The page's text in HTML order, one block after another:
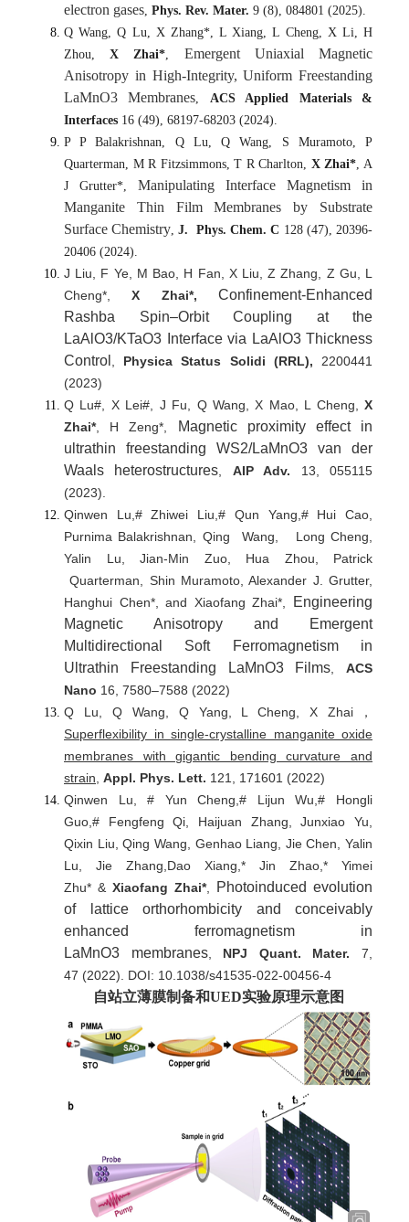
electron gases Phys. Rev. Mater. 9 (8), 084801 (2025).
Q Wang, Q Lu, X Zhang*, L Xiang, L Cheng, X Li, H
Zhou,
X Zhai*
Emergent Uniaxial Magnetic
Anisotropy in High-Integrity, Uniform Freestanding
LaMnO3 Membranes
ACS Applied Materials &
Interfaces 16 (49), 68197-68203 (2024).
P P Balakrishnan, Q Lu, Q Wang, S Muramoto, P
Quarterman, M R Fitzsimmons, T R Charlton, X Zhai* , A
J Grutter*, Manipulating Interface Magnetism in
Manganite Thin Film Membranes by Substrate
Surface Chemistry ,J. Phys. Chem. C 128 (47), 20396-
20406 (2024).
J Liu, F Ye, M Bao, H Fan, X Liu, Z Zhang, Z Gu, L
Cheng*,X Zhai*, Confinement‐Enhanced
Rashba Spin–Orbit Coupling at the
LaAlO3/KTaO3 Interface via LaAlO3 Thickness
Control
Physica Status Solidi (RRL), 2200441
(2023)
Q Lu#, X Lei#, J Fu, Q Wang, X Mao, L Cheng,
X
Zhai*, H Zeng*,
Magnetic proximity effect in
ultrathin freestanding WS2/LaMnO3 van der
Waals heterostructures
AIP Adv. 13, 055115
(2023).
Qinwen Lu,# Zhiwei Liu,# Qun Yang,# Hui Cao,
Purnima Balakrishnan, Qing Wang, Long Cheng,
Yalin Lu, Jian-Min Zuo, Hua Zhou, Patrick
Quarterman, Shin Muramoto, Alexander J. Grutter,
Hanghui Chen*, and Xiaofang Zhai*,
Engineering
Magnetic Anisotropy and Emergent
Multidirectional Soft Ferromagnetism in
Ultrathin Freestanding LaMnO3 Films
ACS
Nano 16, 7580–7588 (2022)
Q Lu, Q Wang, Q Yang, L Cheng, X Zhai，
Superflexibility in single-crystalline manganite oxide
membranes with gigantic bending curvature and
strain Appl. Phys. Lett. 121, 171601 (2022)
Qinwen Lu, # Yun Cheng,# Lijun Wu,# Hongli
Guo,# Fengfeng Qi, Haijuan Zhang, Junxiao Yu,
Qixin Liu, Qing Wang, Genhao Liang, Jie Chen, Yalin
Lu, Jie Zhang,Dao Xiang,* Jin Zhao,* Yimei
Zhu* & Xiaofang Zhai*,
Photoinduced evolution
of lattice orthorhombicity and conceivably
enhanced ferromagnetism in
LaMnO3 membranes, NPJ Quant. Mater. 7,
47 (2022). DOI: 10.1038/s41535-022-00456-4
自站立薄膜制备和UED实验原理示意图